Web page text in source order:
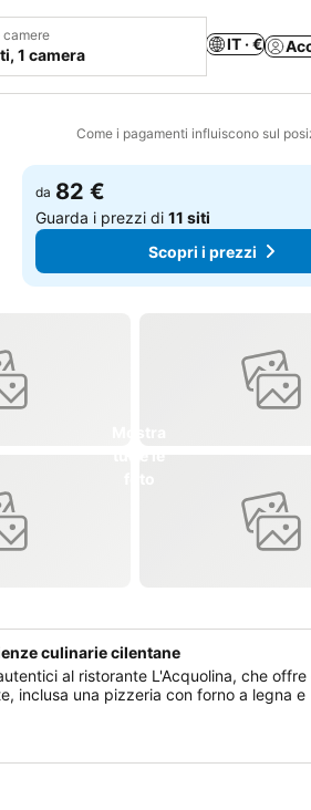
camere
1 camera
IT · €
Come i pagamenti influiscono sul
ai preferiti
da 82 €
Guarda i prezzi di11 siti
Scopri i prezzi
culinarie cilentane
al ristorante L'Acquolina, che
inclusa una pizzeria con forno a legna e